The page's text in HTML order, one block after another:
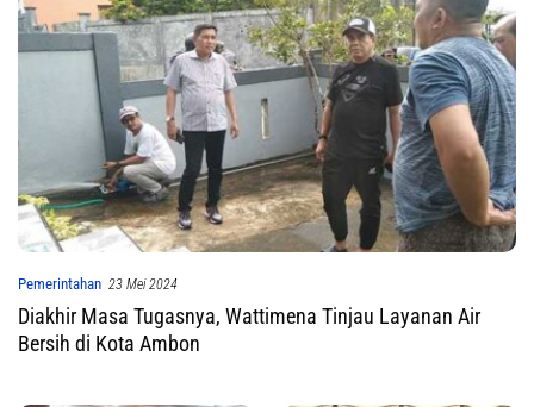
Pemerintahan 23 Mei 2024
Diakhir Masa Tugasnya, Wattimena Tinjau Layanan Air
Bersih di Kota Ambon